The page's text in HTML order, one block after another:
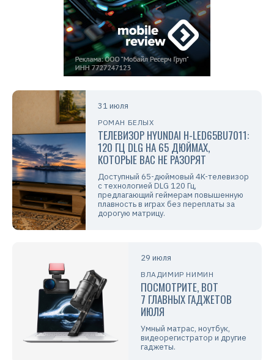
31 июля
РОМАН БЕЛЫХ
ТЕЛЕВИЗОР HYUNDAI H-LED65BU7011:
120 ГЦ DLG НА 65 ДЮЙМАХ,
КОТОРЫЕ ВАС НЕ РАЗОРЯТ
Доступный 65-дюймовый 4K-телевизор
с технологией DLG 120 Гц,
предлагающий геймерам повышенную
плавность в играх без переплаты за
дорогую матрицу.
29 июля
ВЛАДИМИР НИМИН
ПОСМОТРИТЕ, ВОТ
7 ГЛАВНЫХ ГАДЖЕТОВ
ИЮЛЯ
Умный матрас, ноутбук,
видеорегистратор и другие
гаджеты.